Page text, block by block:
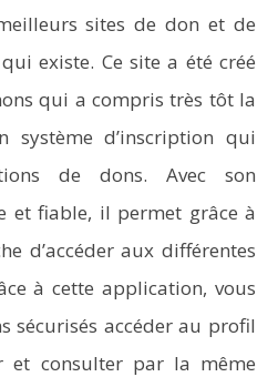
sites de don et de
existe. Ce site a été créé
qui a compris très tôt la
système d’inscription qui
de dons. Avec son
et fiable, il permet grâce à
d’accéder aux différentes
à cette application, vous
sécurisés accéder au profil
et consulter par la même